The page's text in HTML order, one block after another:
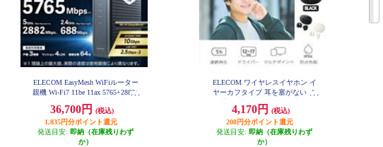
ELECOM EasyMesh WiFiルーター
親機 Wi-Fi7 11be 11ax 5765+2882+
bps AIセキュリティ搭載 ブラック
WRC-BE94XSD-B
36,700円
(税込)
1,835円分ポイント還元
発送目安: 即納（在庫残りわず
か）
ELECOM ワイヤレスイヤホン イ
ヤーカフタイプ 耳を塞がない オ
ポイント 軽量 ブラック LBT-OWS
03BK
4,170円
(税込)
208円分ポイント還元
発送目安: 即納（在庫残りわず
か）